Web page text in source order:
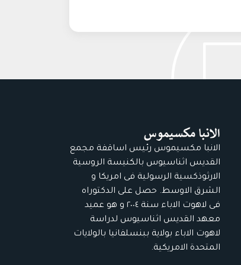
الانبا مكسيموس رئيس اساقفة مجمع
القديس اثناسيوس بالكنيسة الروسية
الارثوذكسية الرسولية فى امريكا و
الشرق الاوسط. حصل على الدكتوراه
فى لاهوت الاباء سنة ٢٠٠٤ و هو عميد
معهد القديس اثناسيوس لدراسة
لاهوت الاباء بولاية ببنسلفانيا بالولايات
المتحدة الامريكية.